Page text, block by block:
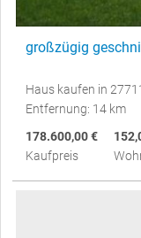
großzügig
Haus kaufen in
Entfernung: 14 km
178.600,00 €
Kaufpreis